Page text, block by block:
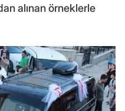
alınan örneklerle